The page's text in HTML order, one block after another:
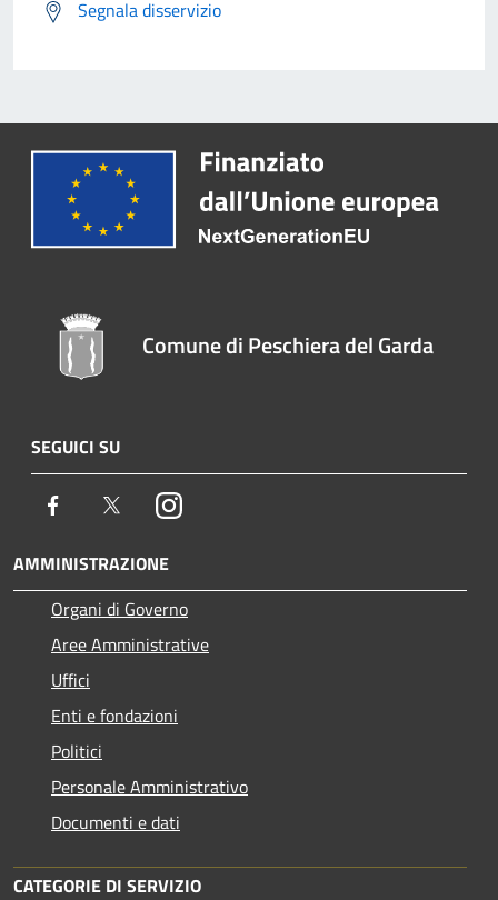
Segnala disservizio
Comune di Peschiera del Garda
SEGUICI SU
Facebook TwitterInstagram
AMMINISTRAZIONE
Organi di Governo
Aree Amministrative
Uffici
Enti e fondazioni
Politici
Personale Amministrativo
Documenti e dati
CATEGORIE DI SERVIZIO